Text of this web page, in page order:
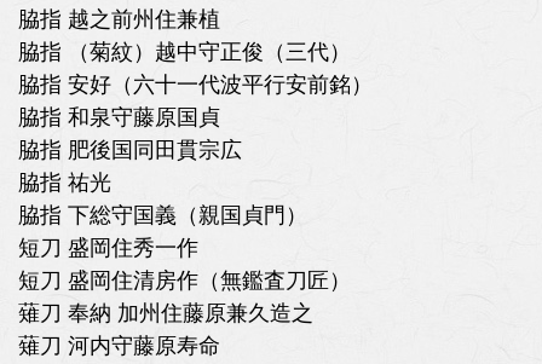
脇指 越之前州住兼植
脇指 （菊紋）越中守正俊（三代）
脇指 安好（六十一代波平行安前銘）
脇指 和泉守藤原国貞
脇指 肥後国同田貫宗広
脇指 祐光
脇指 下総守国義（親国貞門）
短刀 盛岡住秀一作
短刀 盛岡住清房作（無鑑査刀匠）
薙刀 奉納 加州住藤原兼久造之
薙刀 河内守藤原寿命